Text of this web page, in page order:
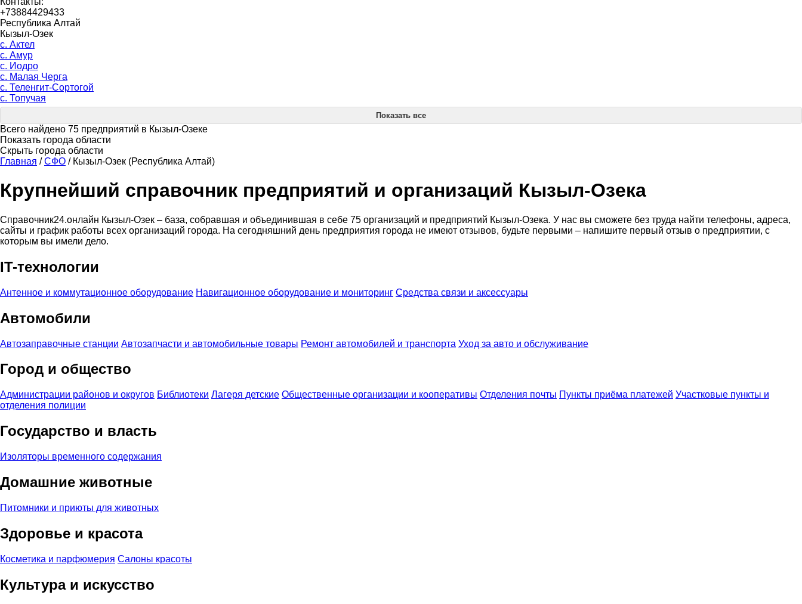
+73884429433
Республика Алтай
Кызыл-Озек
с. Актел
с. Амур
с. Иодро
с. Малая Черга
с. Теленгит-Сортогой
с. Топучая
Показать все
Всего найдено 75 предприятий в Кызыл-Озеке
Показать города области
Скрыть города области
Главная / СФО / Кызыл-Озек (Республика Алтай)
Крупнейший справочник предприятий и организаций Кызыл-Озека
Справочник24.онлайн Кызыл-Озек – база, собравшая и объединившая в себе 75 организаций и предприятий Кызыл-Озека. У нас вы сможете без труда найти телефоны, адреса,
сайты и график работы всех организаций города. На сегодняшний день предприятия города не имеют отзывов, будьте первыми – напишите первый отзыв о предприятии, с
которым вы имели дело.
IT-технологии
Антенное и коммутационное оборудование Навигационное оборудование и мониторинг Средства связи и аксессуары
Автомобили
Автозаправочные станции Автозапчасти и автомобильные товары Ремонт автомобилей и транспорта Уход за авто и обслуживание
Город и общество
Администрации районов и округов Библиотеки Лагеря детские Общественные организации и кооперативы Отделения почты Пункты приёма платежей Участковые пункты и
отделения полиции
Государство и власть
Изоляторы временного содержания
Домашние животные
Питомники и приюты для животных
Здоровье и красота
Косметика и парфюмерия Салоны красоты
Культура и искусство